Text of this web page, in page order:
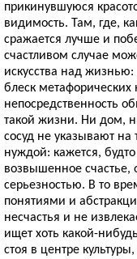
прикинувшуюся
видимость. Там, где,
сражается лучше и
счастливом случае
искусства над
блеск
непосредственность
такой жизни. Ни дом,
сосуд не указывают
нуждой: кажется,
возвышенное счастье,
серьезностью. В то
понятиями и
несчастья и не
ищет хоть какой-
стоя в центре